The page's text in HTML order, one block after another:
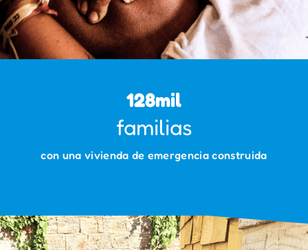
familias
128mil
con una vivienda de emergencia construida